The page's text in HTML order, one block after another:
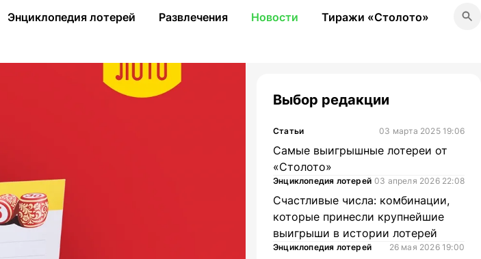
Энциклопедия лотерей Развлечения Новости Тиражи «Столото»
Выбор редакции
Статьи 03 марта 2025 19:06
Самые выигрышные лотереи от
«Столото»
Энциклопедия лотерей 03 апреля 2026 22:08
Счастливые числа: комбинации,
которые принесли крупнейшие
выигрыши в истории лотерей
Энциклопедия лотерей 26 мая 2026 19:00